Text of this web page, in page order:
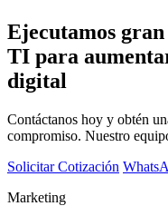
Ejecutamos
TI para
digital
Contáctanos hoy y obtén
compromiso. Nuestro
Solicitar Cotización
Marketing